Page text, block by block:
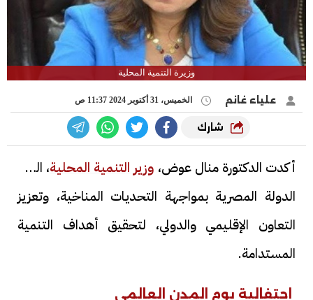
وزيرة التنمية المحلية
علياء غانم الخميس، 31 أكتوبر 2024 11:37 ص
شارك
أكدت الدكتورة منال عوض، وزير التنمية المحلية، التزام
الدولة المصرية بمواجهة التحديات المناخية، وتعزيز
التعاون الإقليمي والدولي، لتحقيق أهداف التنمية
المستدامة.
احتفالية يوم المدن العالمي